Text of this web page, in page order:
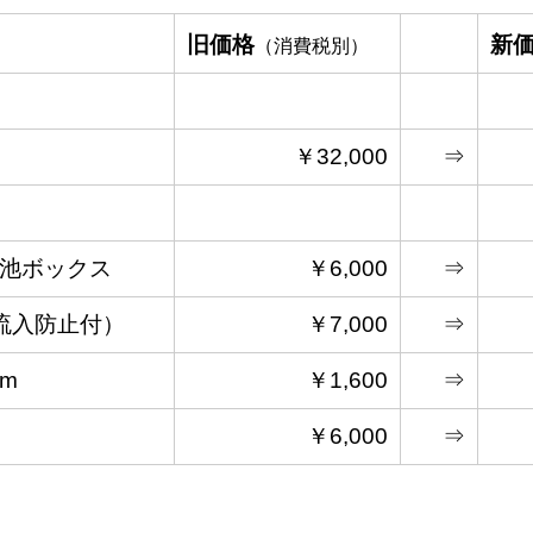
旧価格（消費税別） 新
￥32,000 ⇒
ボックス ￥6,000 ⇒
防止付） ￥7,000 ⇒
￥1,600 ⇒
￥6,000 ⇒